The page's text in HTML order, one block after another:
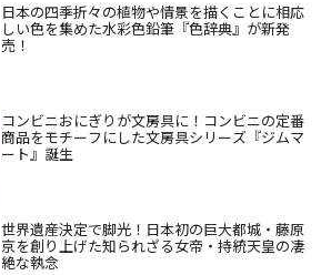
日本の四季折々の植物や情景を描くことに相応
しい色を集めた水彩色鉛筆『色辞典』が新発
売！
コンビニおにぎりが文房具に！コンビニの定番
商品をモチーフにした文房具シリーズ『ジムマ
ート』誕生
世界遺産決定で脚光！日本初の巨大都城・藤原
京を創り上げた知られざる女帝・持統天皇の凄
絶な執念